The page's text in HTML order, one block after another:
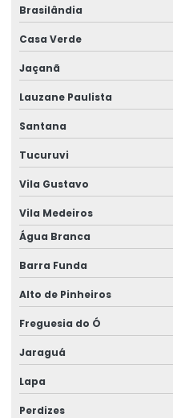
Curso advance steel
Curso de autodesk advance
Curso completo de advance
Curso estrutura metálica
Curso projetista de estruturas
Curso projetista industrial
Curso projeto de estruturas
Cursos de projetos
Cursos de projetos estruturais
Detalhamento de estrutura
Brasilândia
Casa Verde
Jaçanã
Lauzane Paulista
Santana
Tucuruvi
Vila Gustavo
Vila Medeiros
Água Branca
Barra Funda
Alto de Pinheiros
Freguesia do Ó
Jaraguá
Lapa
Perdizes